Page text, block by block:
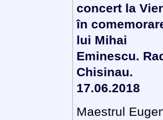
concert la
în
lui Mihai
Eminescu.
Chisinau.
17.06.2018
Maestrul